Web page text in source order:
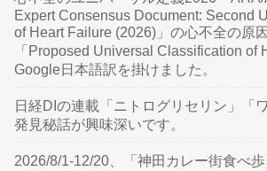
Expert Consensus Document: Second
of Heart Failure (2026)」の心不全の原
「Proposed Universal Classification of
Google日本語訳を掛けました。
日経DIの連載「ニトログリセリン」「
発見秘話が興味深いです。
2026/8/1-12/20、「神田カレー街食べ